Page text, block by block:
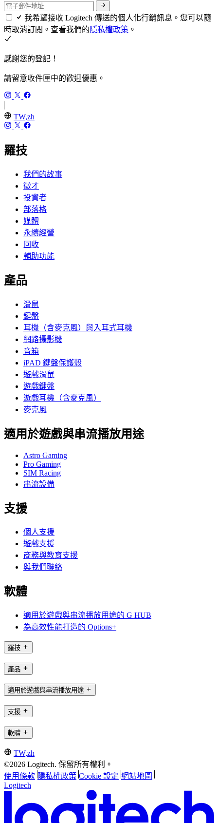
我希望接收 Logitech 傳送的個人化行銷訊息。您可以隨
時取消訂閱。查看我們的隱私權政策 。
感謝您的登記！
請留意收件匣中的歡迎優惠。
TW,zh
羅技
我們的故事
徵才
投資者
部落格
媒體
永續經營
回收
輔助功能
產品
滑鼠
鍵盤
耳機（含麥克風）與入耳式耳機
網路攝影機
音箱
iPAD 鍵盤保護殼
遊戲滑鼠
遊戲鍵盤
遊戲耳機（含麥克風）
麥克風
適用於遊戲與串流播放用途
Astro Gaming
Pro Gaming
SIM Racing
串流設備
支援
個人支援
遊戲支援
商務與教育支援
與我們聯絡
軟體
適用於遊戲與串流播放用途的 G HUB
為高效性能打造的 Options+
羅技
產品
適用於遊戲與串流播放用途
支援
軟體
TW,zh
©2026 Logitech. 保留所有權利。
使用條款 隱私權政策 Cookie 設定 網站地圖
Logitech